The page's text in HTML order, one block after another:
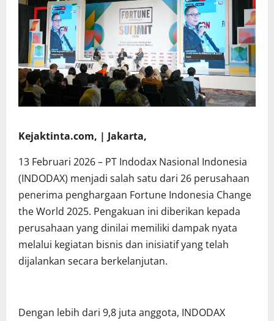
Kejaktinta.com, | Jakarta,
13 Februari 2026 – PT Indodax Nasional Indonesia
(INDODAX) menjadi salah satu dari 26 perusahaan
penerima penghargaan Fortune Indonesia Change
the World 2025. Pengakuan ini diberikan kepada
perusahaan yang dinilai memiliki dampak nyata
melalui kegiatan bisnis dan inisiatif yang telah
dijalankan secara berkelanjutan.
Dengan lebih dari 9,8 juta anggota, INDODAX